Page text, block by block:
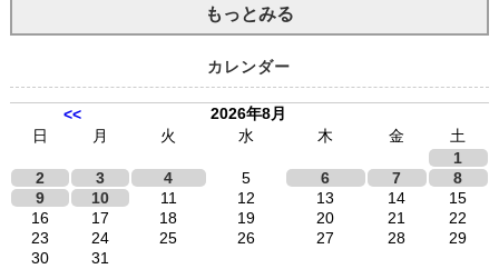
もっとみる
カレンダー
<<
2026年8月
日
月 火 水 木 金
土
1
2
3 4 5 6 7
8
9
10 11 12 13 14
15
16
17 18 19 20 21
22
23
24 25 26 27 28
29
30
31